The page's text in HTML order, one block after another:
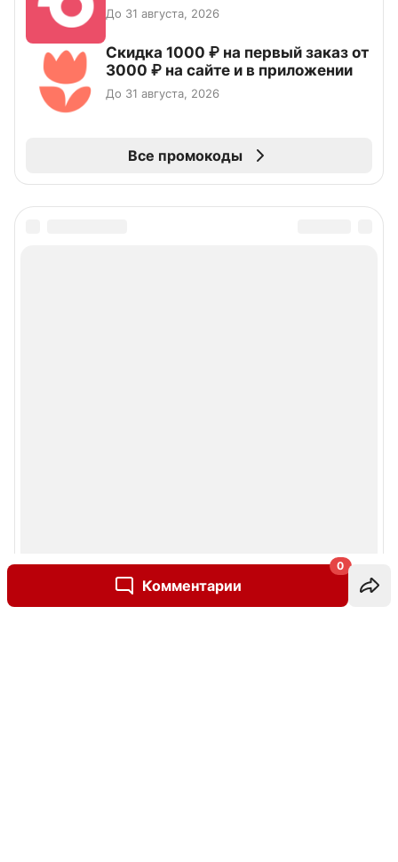
Комментарии
0
До 31 августа, 2026
Скидка 1000 ₽ на первый заказ от
3000 ₽ на сайте и в приложении
До 31 августа, 2026
Все промокоды